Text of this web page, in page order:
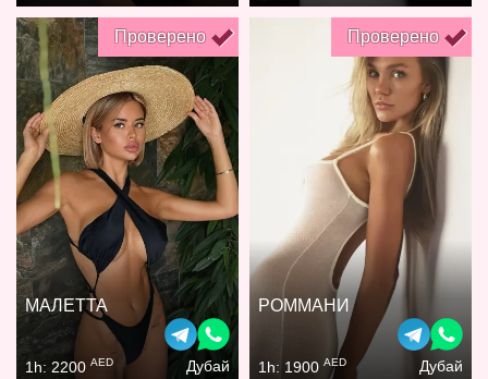
Проверено
МАЛЕТТА
1h: 2200 AED Дубай
Проверено
РОММАНИ
1h: 1900 AED Дубай